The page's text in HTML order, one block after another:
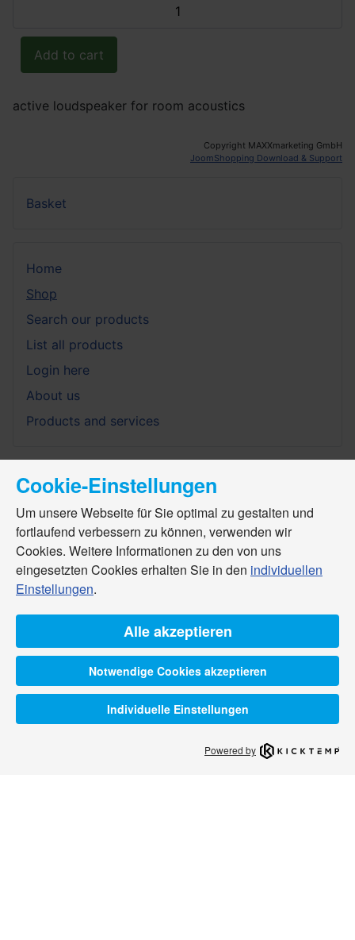
active loudspeaker for room acoustics
Copyright MAXXmarketing GmbH
JoomShopping Download & Support
Basket
Home
Shop
Search our products
List all products
Login here
About us
Products and services
Cookie-Einstellungen
Um unsere Webseite für Sie optimal zu gestalten und
fortlaufend verbessern zu können, verwenden wir
Cookies. Weitere Informationen zu den von uns
eingesetzten Cookies erhalten Sie in den individuellen
Einstellungen.
Alle akzeptieren
Notwendige Cookies akzeptieren
Individuelle Einstellungen
Powered by